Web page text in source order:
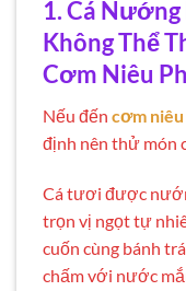
1. Cá
Không Thể
Cơm Niêu
Nếu đến cơm
định nên thử món
Cá tươi được
trọn vị ngọt tự
cuốn cùng bánh
chấm với nước